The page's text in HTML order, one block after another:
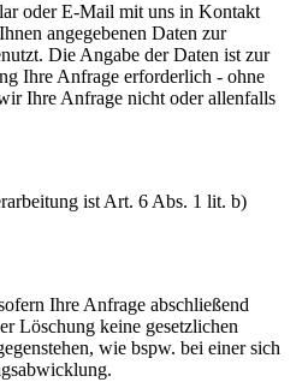
oder E-Mail mit uns in Kontakt
angegebenen Daten zur
Die Angabe der Daten ist zur
Ihre Anfrage erforderlich - ohne
Ihre Anfrage nicht oder allenfalls
ist Art. 6 Abs. 1 lit. b)
Ihre Anfrage abschließend
Löschung keine gesetzlichen
wie bspw. bei einer sich